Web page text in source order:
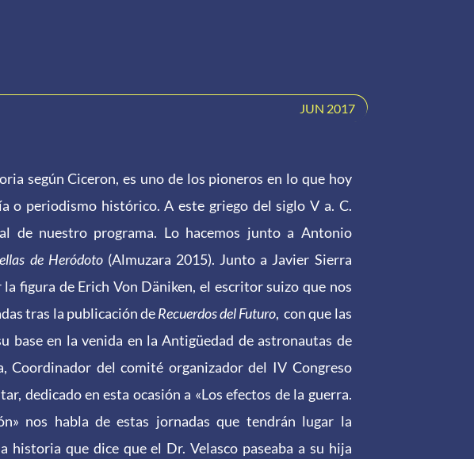
JUN 2017
según Ciceron, es uno de los pioneros en lo que hoy
o periodismo histórico. A este griego del siglo V a. C.
de nuestro programa. Lo hacemos junto a Antonio
de Heródoto(Almuzara 2015). Junto a Javier Sierra
figura de Erich Von Däniken, el escritor suizo que nos
tras la publicación deRecuerdos del Futuro, con que las
base en la venida en la Antigüedad de astronautas de
Coordinador del comité organizador del IV Congreso
dedicado en esta ocasión a «Los efectos de la guerra.
nos habla de estas jornadas que tendrán lugar la
historia que dice que el Dr. Velasco paseaba a su hija